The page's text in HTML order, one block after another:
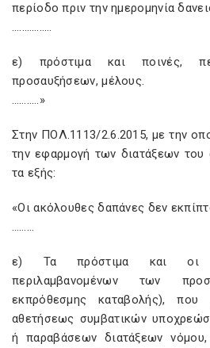
περίοδο πριν την ημερομηνία
…..………..
ε) πρόστιμα και ποινές,
προσαυξήσεων, μέλους.
………..»
Στην ΠΟΛ.1113/2.6.2015, με την
την εφαρμογή των διατάξεων του
τα εξής:
«Οι ακόλουθες δαπάνες δεν
………
ε) Τα πρόστιμα και οι
περιλαμβανομένων των
εκπρόθεσμης καταβολής), που
αθετήσεως συμβατικών
ή παραβάσεων διατάξεων